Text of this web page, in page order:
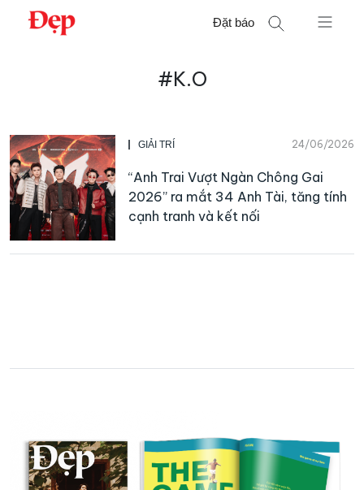
Chuyển
Đặt báo
#K.O
GIẢI TRÍ 24/06/2026
“Anh Trai Vượt Ngàn Chông Gai
2026” ra mắt 34 Anh Tài, tăng tính
cạnh tranh và kết nối